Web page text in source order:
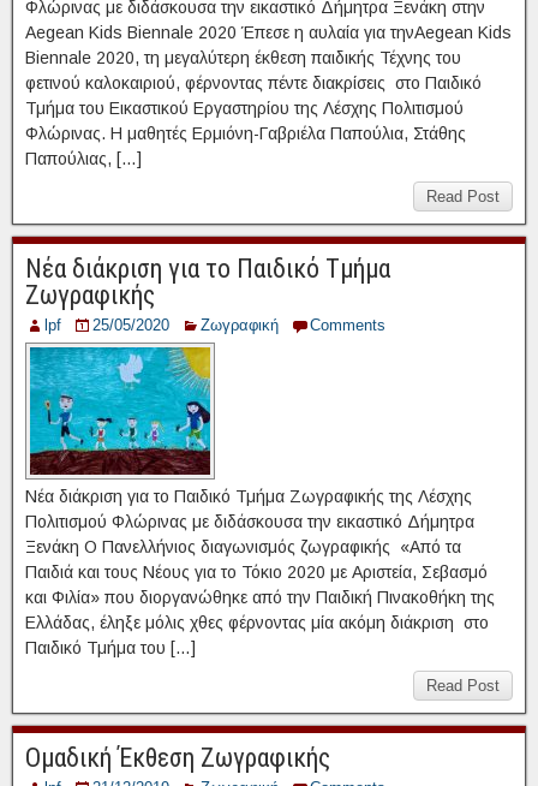
Φλώρινας με διδάσκουσα την εικαστικό Δήμητρα Ξενάκη στην
Aegean Kids Biennale 2020 Έπεσε η αυλαία για τηνAegean Kids
Biennale 2020, τη μεγαλύτερη έκθεση παιδικής Τέχνης του
φετινού καλοκαιριού, φέρνοντας πέντε διακρίσεις στο Παιδικό
Τμήμα του Εικαστικού Εργαστηρίου της Λέσχης Πολιτισμού
Φλώρινας. Η μαθητές Ερμιόνη-Γαβριέλα Παπούλια, Στάθης
Παπούλιας, […]
Read Post
Νέα διάκριση για το Παιδικό Τμήμα
Ζωγραφικής
lpf 25/05/2020 Ζωγραφική Comments
Νέα διάκριση για το Παιδικό Τμήμα Ζωγραφικής της Λέσχης
Πολιτισμού Φλώρινας με διδάσκουσα την εικαστικό Δήμητρα
Ξενάκη Ο Πανελλήνιος διαγωνισμός ζωγραφικής «Από τα
Παιδιά και τους Νέους για το Τόκιο 2020 με Αριστεία, Σεβασμό
και Φιλία» που διοργανώθηκε από την Παιδική Πινακοθήκη της
Ελλάδας, έληξε μόλις χθες φέρνοντας μία ακόμη διάκριση στο
Παιδικό Τμήμα του […]
Read Post
Ομαδική Έκθεση Ζωγραφικής